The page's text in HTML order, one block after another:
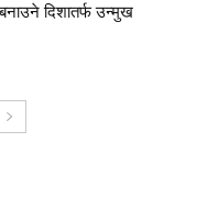
दिशातर्फ उन्मुख